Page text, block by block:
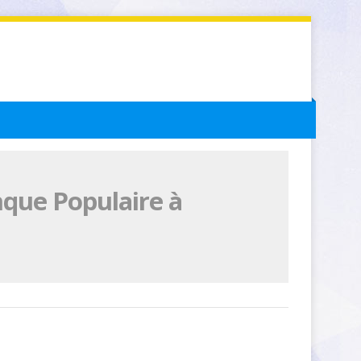
Populaire à